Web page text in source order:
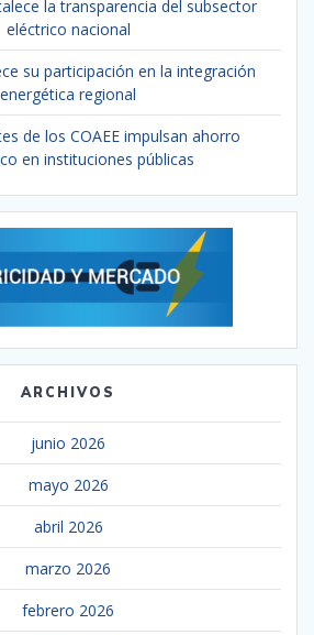
la transparencia del subsector
eléctrico nacional
su participación en la integración
energética regional
de los COAEE impulsan ahorro
en instituciones públicas
ARCHIVOS
junio 2026
mayo 2026
abril 2026
marzo 2026
febrero 2026